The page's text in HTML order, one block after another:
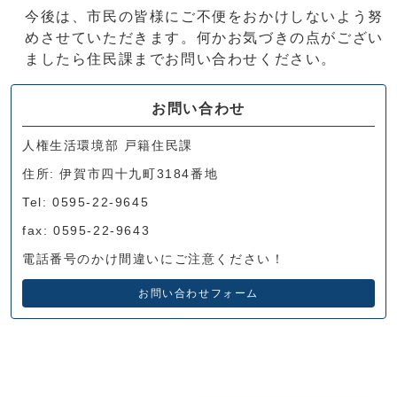
今後は、市民の皆様にご不便をおかけしないよう努
めさせていただきます。何かお気づきの点がござい
ましたら住民課までお問い合わせください。
お問い合わせ
人権生活環境部 戸籍住民課
住所: 伊賀市四十九町3184番地
Tel: 0595-22-9645
fax: 0595-22-9643
電話番号のかけ間違いにご注意ください！
お問い合わせフォーム